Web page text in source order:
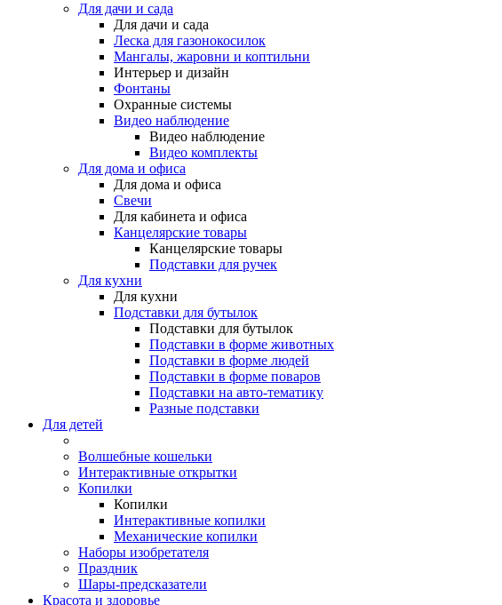
Для дачи и сада
Для дачи и сада
Леска для газонокосилок
Мангалы, жаровни и коптильни
Интерьер и дизайн
Фонтаны
Охранные системы
Видео наблюдение
Видео наблюдение
Видео комплекты
Для дома и офиса
Для дома и офиса
Свечи
Для кабинета и офиса
Канцелярские товары
Канцелярские товары
Подставки для ручек
Для кухни
Для кухни
Подставки для бутылок
Подставки для бутылок
Подставки в форме животных
Подставки в форме людей
Подставки в форме поваров
Подставки на авто-тематику
Разные подставки
Для детей
Волшебные кошельки
Интерактивные открытки
Копилки
Копилки
Интерактивные копилки
Механические копилки
Наборы изобретателя
Праздник
Шары-предсказатели
Красота и здоровье